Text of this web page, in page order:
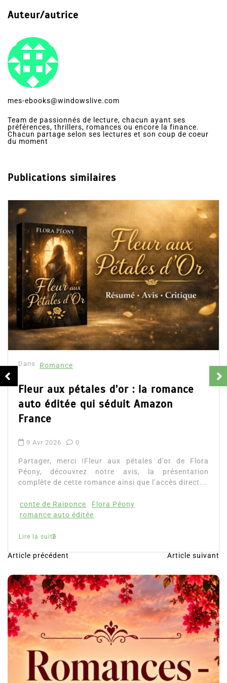
Auteur/autrice
mes-ebooks@windowslive.com
Team de passionnés de lecture, chacun ayant ses
préférences, thrillers, romances ou encore la finance.
Chacun partage selon ses lectures et son coup de coeur
du moment
Publications similaires
Dans Romance
Fleur aux pétales d’or : la romance
auto éditée qui séduit Amazon
France
9 Avr 2026 0
Partager, merci !Fleur aux pétales d’or de Flora
Péony, découvrez notre avis, la présentation
complète de cette romance ainsi que l’accès direct...
conte de Raiponce
Flora Péony
romance auto éditée
Lire la suite
N
a
v
i
g
a
t
Article précédent Article suivant